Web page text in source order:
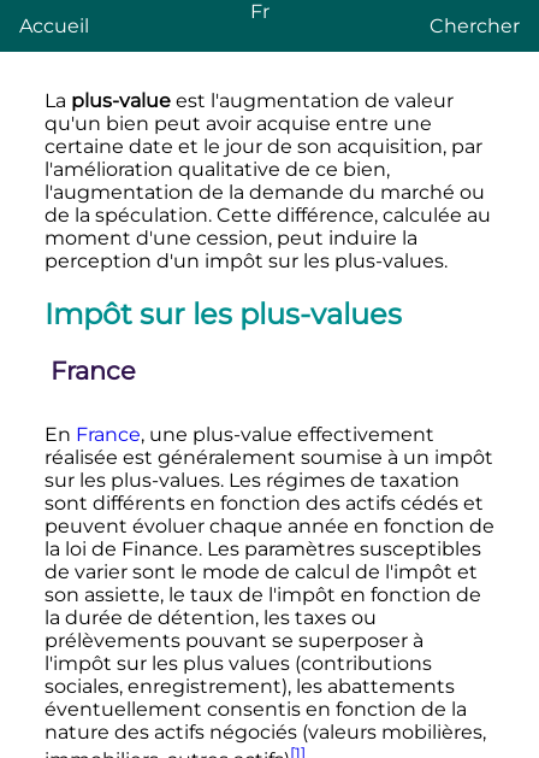
Accueil
Fr
Chercher
La plus-valueest l'augmentation de valeur
qu'un bien peut avoir acquise entre une
certaine date et le jour de son acquisition, par
l'amélioration qualitative de ce bien,
l'augmentation de la demande du marché ou
de la spéculation. Cette différence, calculée au
moment d'une cession, peut induire la
perception d'un impôt sur les plus-values.
Impôt sur les plus-values
France
En France, une plus-value effectivement
réalisée est généralement soumise à un impôt
sur les plus-values. Les régimes de taxation
sont différents en fonction des actifs cédés et
peuvent évoluer chaque année en fonction de
la loi de Finance. Les paramètres susceptibles
de varier sont le mode de calcul de l'impôt et
son assiette, le taux de l'impôt en fonction de
la durée de détention, les taxes ou
prélèvements pouvant se superposer à
l'impôt sur les plus values (contributions
sociales, enregistrement), les abattements
éventuellement consentis en fonction de la
nature des actifs négociés (valeurs mobilières,
[1]